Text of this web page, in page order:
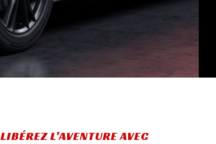
LIBÉREZ L’AVENTURE AVEC